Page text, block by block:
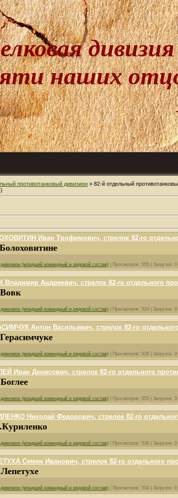
наших
противотанковый дивизион » 82-й отдельный
Иван Трофимович, стрелок 82-го
(младший командный и рядовой состав) Просмотров: 555 Загрузок: 0
Андреевич, стрелок 82-го отдельного
(младший командный и рядовой состав) Просмотров: 524 Загрузок: 0
Антон Васильевич, стрелок 82-го
(младший командный и рядовой состав) Просмотров: 528 Загрузок: 0
Иван Денисович, стрелок 82-го отдельного
(младший командный и рядовой состав) Просмотров: 555 Загрузок: 0
Николай Федорович, стрелок 82-го
(младший командный и рядовой состав) Просмотров: 538 Загрузок: 0
Семен Иванович, стрелок 82-го отдельного
(младший командный и рядовой состав) Просмотров: 534 Загрузок: 0